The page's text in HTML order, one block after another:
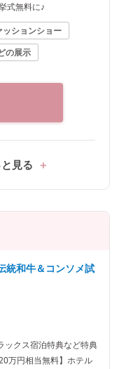
式無料に♪
ッションショー
の展示
見る
統和牛＆コンソメ試
ックス宿泊特典など特典
万円相当無料】ホテル